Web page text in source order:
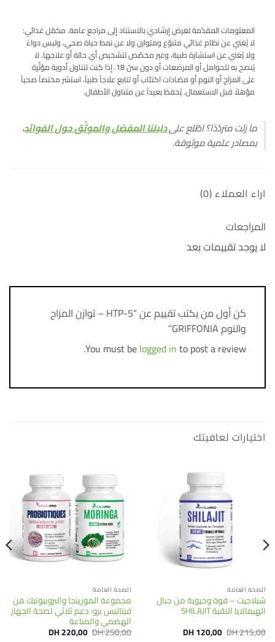
المعلومات المقدّمة لغرض إرشادي بالاستناد إلى مراجع عامة. مكمّل غذائي:
لا يُغني عن نظام غذائي متنوّع ومتوازن ولا عن نمط حياة صحي، وليس دواءً
ولا يُغني عن استشارة طبية، وغير مخصّص لتشخيص أي حالة أو علاجها. لا
يُنصح به للحوامل أو المرضعات أو دون سنّ 18. إذا كنت تتناول أدوية مؤثّرة
على المزاج أو النوم أو مضادات اكتئاب أو تتابع علاجاً طبياً، استشر مختصاً صحياً
مؤهلاً قبل الاستعمال. يُحفظ بعيداً عن متناول الأطفال.
ما زلت متردّدًا؟ اطّلع علىدليلنا المفصّل والموثّق حول الفوائد،
بمصادر علمية موثوقة.
اراء العملاء (0)
المراجعات
لا يوجد تقييمات بعد
كن أول من يكتب تقييم عن “5-HTP – توازن المزاج
والنوم GRIFFONIA”
You must belogged into post a review.
اختيارات لعافيتك
الصحة العامة
شيلاجيت – قوة وحيوية من جبال
الهيمالايا النقية SHILAJIT
DH215,00
Original
DH120,00
Current
الصحة العامة
مجموعة المورينجا والبروبيوتيك من
فيتاليس برو: دعم ثلاثي لصحة الجهاز
الهضمي والمناعة
DH250,00
Original
DH220,00
Current